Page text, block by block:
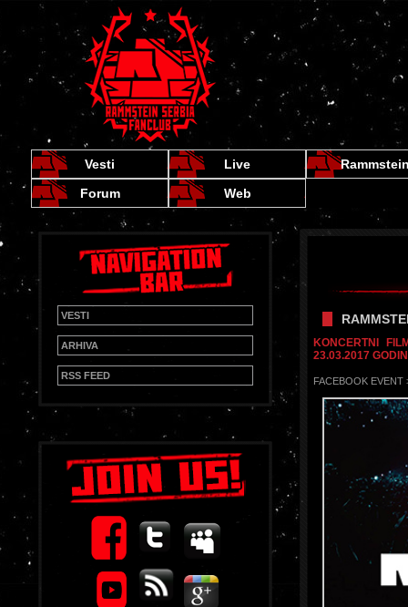
Vesti Live
Forum
Web
VESTI
ARHIVA
RSS FEED
KONCERTNI
23.03.2017
FACEBOOK EVENT